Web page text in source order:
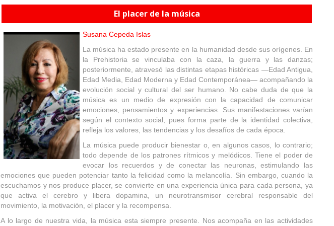
El placer de la música
Susana Cepeda Islas
La música ha estado presente en la humanidad desde sus orígenes. En
la Prehistoria se vinculaba con la caza, la guerra y las danzas;
posteriormente, atravesó las distintas etapas históricas —Edad Antigua,
Edad Media, Edad Moderna y Edad Contemporánea— acompañando la
evolución social y cultural del ser humano. No cabe duda de que la
música es un medio de expresión con la capacidad de comunicar
emociones, pensamientos y experiencias. Sus manifestaciones varían
según el contexto social, pues forma parte de la identidad colectiva,
refleja los valores, las tendencias y los desafíos de cada época.
La música puede producir bienestar o, en algunos casos, lo contrario;
todo depende de los patrones rítmicos y melódicos. Tiene el poder de
evocar los recuerdos y de conectar las neuronas, estimulando las
emociones que pueden potenciar tanto la felicidad como la melancolía. Sin embargo, cuando la
escuchamos y nos produce placer, se convierte en una experiencia única para cada persona, ya
que activa el cerebro y libera dopamina, un neurotransmisor cerebral responsable del
movimiento, la motivación, el placer y la recompensa.
A lo largo de nuestra vida, la música esta siempre presente. Nos acompaña en las actividades